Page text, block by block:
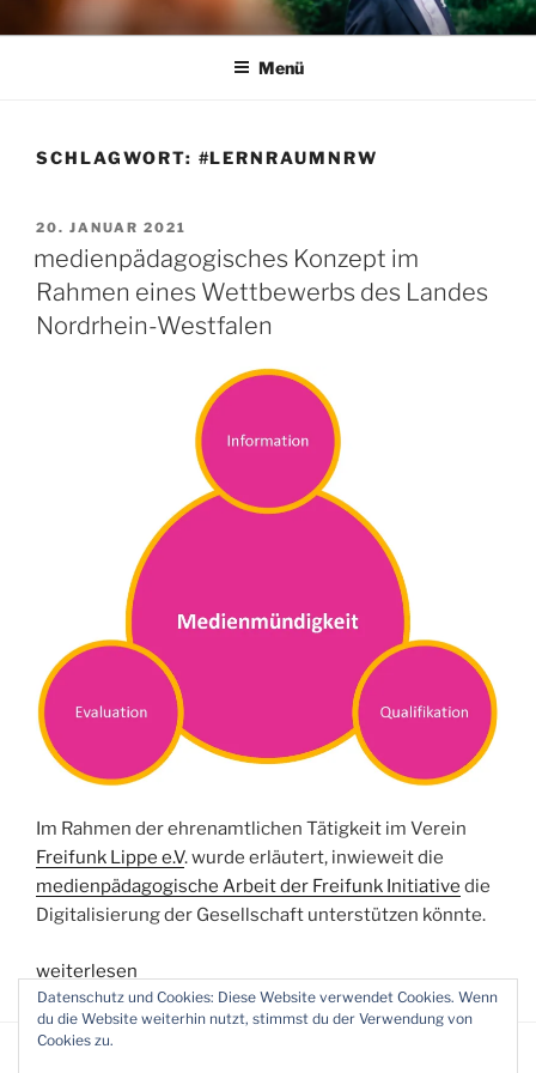
InhaltSEBASTIAN STAKE
Musikpädagogik, Medienpädagogik, Erlebnispädagogik
Menü
SCHLAGWORT: #LERNRAUMNRW
VERÖFFENTLICHT
20. JANUAR 2021
medienpädagogisches Konzept im
Rahmen eines Wettbewerbs des Landes
Nordrhein-Westfalen
Im Rahmen der ehrenamtlichen Tätigkeit im Verein
Freifunk Lippe e.V. wurde erläutert, inwieweit die
medienpädagogische Arbeit der Freifunk Initiative die
Digitalisierung der Gesellschaft unterstützen könnte.
„medienpädagogisches
Konzept
im
weiterlesen
Datenschutz und Cookies: Diese Website verwendet Cookies. Wenn
du die Website weiterhin nutzt, stimmst du der Verwendung von
Cookies zu.